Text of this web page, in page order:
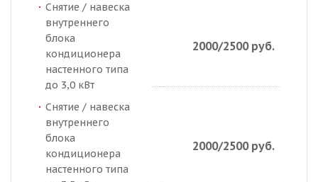
Снятие / навеска
внутреннего
блока
кондиционера
настенного типа
до 3,0 кВт
2000/2500 руб.
Снятие / навеска
внутреннего
блока
кондиционера
настенного типа
2000/2500 руб.